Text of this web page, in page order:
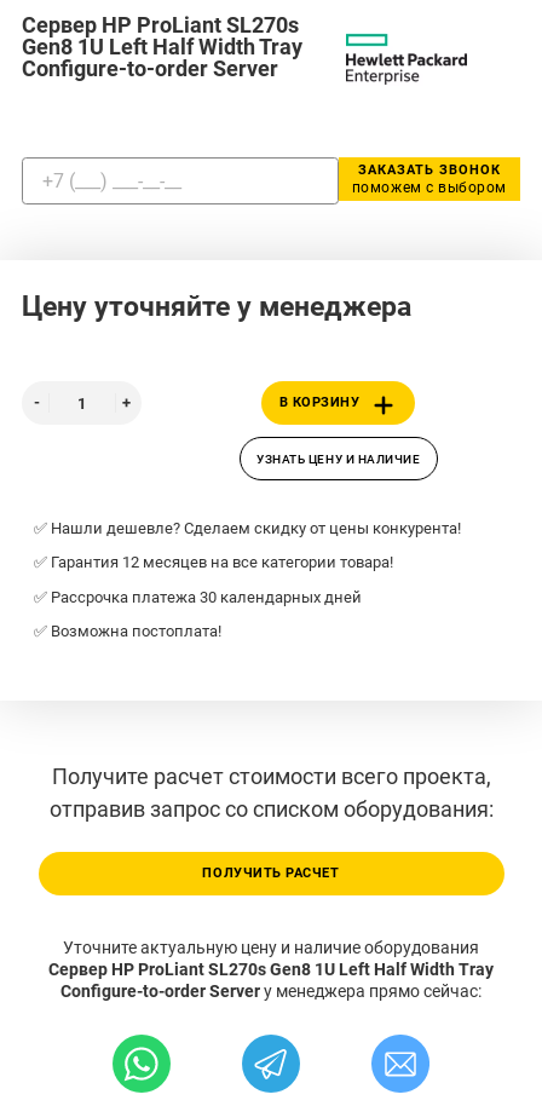
Сервер HP ProLiant SL270s
Gen8 1U Left Half Width Tray
Configure-to-order Server
ЗАКАЗАТЬ ЗВОНОК
поможем с выбором
Цену уточняйте у менеджера
В КОРЗИНУ
УЗНАТЬ ЦЕНУ И НАЛИЧИЕ
✅ Нашли дешевле? Сделаем скидку от цены конкурента!
✅ Гарантия 12 месяцев на все категории товара!
✅ Рассрочка платежа 30 календарных дней
✅ Возможна постоплата!
Получите расчет стоимости всего проекта,
отправив запрос со списком оборудования:
ПОЛУЧИТЬ РАСЧЕТ
Уточните актуальную цену и наличие оборудования
Сервер HP ProLiant SL270s Gen8 1U Left Half Width Tray
Configure-to-order Serverу менеджера прямо сейчас: